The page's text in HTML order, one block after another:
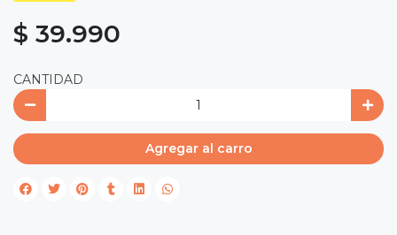
$ 39.990
CANTIDAD
Agregar al carro